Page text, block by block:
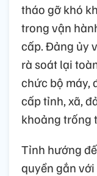
tháo gỡ khó
trong vận
cấp. Đảng ủy
rà soát lại
chức bộ máy,
cấp tỉnh, xã,
khoảng trống
Tỉnh hướng
quyền gắn